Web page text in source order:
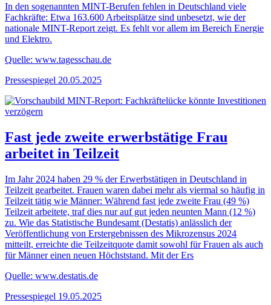
In den sogenannten MINT-Berufen fehlen in Deutschland viele
Fachkräfte: Etwa 163.600 Arbeitsplätze sind unbesetzt, wie der
nationale MINT-Report zeigt. Es fehlt vor allem im Bereich Energie
und Elektro.
Quelle: www.tagesschau.de
Pressespiegel 20.05.2025
Fast jede zweite erwerbstätige Frau
arbeitet in Teilzeit
Im Jahr 2024 haben 29 % der Erwerbstätigen in Deutschland in
Teilzeit gearbeitet. Frauen waren dabei mehr als viermal so häufig in
Teilzeit tätig wie Männer: Während fast jede zweite Frau (49 %)
Teilzeit arbeitete, traf dies nur auf gut jeden neunten Mann (12 %)
zu. Wie das Statistische Bundesamt (Destatis) anlässlich der
Veröffentlichung von Erstergebnissen des Mikrozensus 2024
mitteilt, erreichte die Teilzeitquote damit sowohl für Frauen als auch
für Männer einen neuen Höchststand. Mit der Ers
Quelle: www.destatis.de
Pressespiegel 19.05.2025